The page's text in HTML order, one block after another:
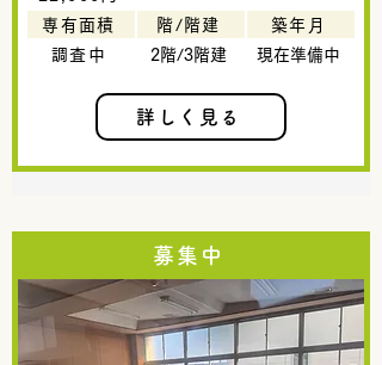
築年月
調査中
2階/3階建 現在準備中
詳しく見る
階/階建
専有面積
募集中